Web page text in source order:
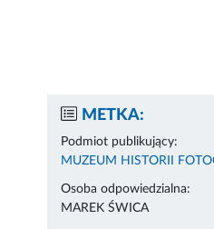
METKA:
Podmiot publikujący:
MUZEUM HISTORII
Osoba odpowiedzialna:
MAREK ŚWICA